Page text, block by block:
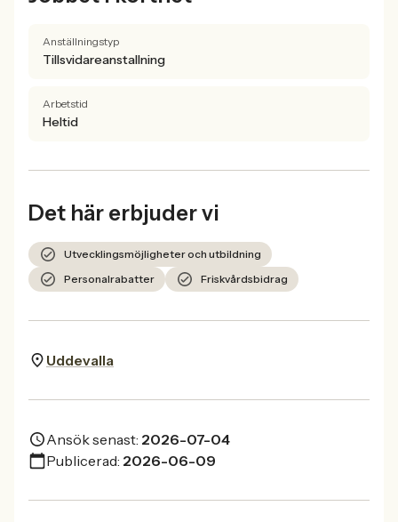
Anställningstyp
Tillsvidareanstallning
Arbetstid
Heltid
Det här erbjuder vi
Utvecklingsmöjligheter och utbildning
Personalrabatter
Friskvårdsbidrag
Uddevalla
Ansök senast: 2026-07-04
Publicerad: 2026-06-09